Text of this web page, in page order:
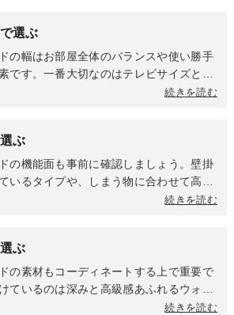
仕上がっているため、主張しすぎずにリ
てくれます。脚のタイプによっても印象
のテレビ台・ローボードはまるで宙に浮
やかな印象を与え、お部屋全体が広くす
つでも清潔なリビングを保ちたい方に最
テレビ台・ローボードは床にどっしりと
感が特徴で、重厚感と実用性を兼ね備え
部分まで収納スペースとして使えるた
確保したい場合に最適です。ホコリが入
で選ぶ
の幅はお部屋全体のバランスや使い勝手
です。一番大切なのはテレビサイズとの
テレビよりも幅が広いものを選ぶのが基
スペースでも圧迫感なく設置できるコン
大型テレビにも対応でき、テレビ横に余
の小物やグリーンを飾ってディスプレイ
ズまで幅広いサイズのテレビ台・ローボ
開放的なリビングを演出したい方や床に
したい方におすすめです。ハイタイプ
で造作家具のような統一感と洗練された
ドスペースを有効活用して、見せる収納
続きを読む
ぶ
の機能面も事前に確認しましょう。壁掛
いるタイプや、しまう物に合わせて高さ
きのタイプ、中にコンセントが付いてい
続きを読む
ぶ
の素材もコーディネートする上で重要で
ているのは深みと高級感あふれるウォー
銘木の一つにも数えられるウォールナッ
続きを読む